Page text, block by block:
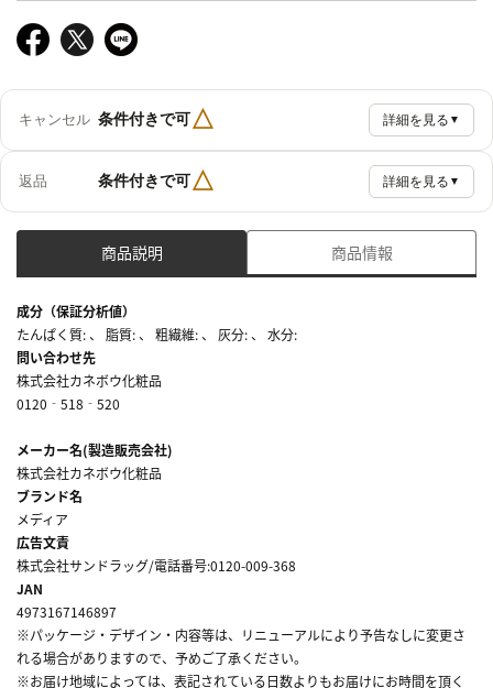
キャンセル 条件付きで可△ 詳細を見る ▼
返品 条件付きで可△ 詳細を見る ▼
商品説明 商品情報
成分（保証分析値）
たんぱく質: 、 脂質: 、 粗繊維: 、 灰分: 、 水分:
問い合わせ先
株式会社カネボウ化粧品
0120‐518‐520
メーカー名(製造販売会社)
株式会社カネボウ化粧品
ブランド名
メディア
広告文責
株式会社サンドラッグ/電話番号:0120-009-368
JAN
4973167146897
※パッケージ・デザイン・内容等は、リニューアルにより予告なしに変更さ
れる場合がありますので、予めご了承ください。
※お届け地域によっては、表記されている日数よりもお届けにお時間を頂く